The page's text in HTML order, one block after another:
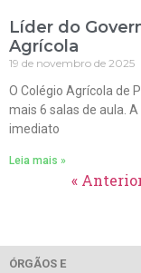
Líder do
Agrícola
19 de novembro de 2025
O Colégio Agrícola de
mais 6 salas de aula.
imediato
Leia mais »
«
ÓRGÃOS E